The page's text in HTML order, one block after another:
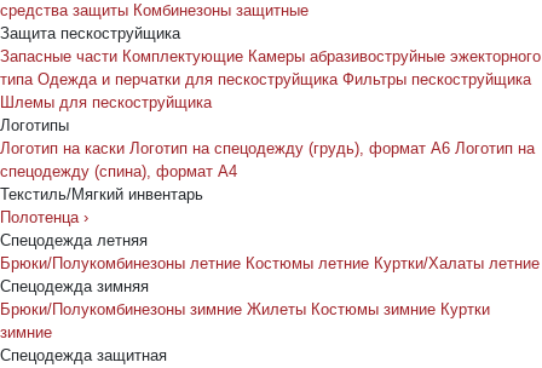
средства защиты Комбинезоны защитные
Защита пескоструйщика
Запасные части Комплектующие Камеры абразивоструйные эжекторного
типа Одежда и перчатки для пескоструйщика Фильтры пескоструйщика
Шлемы для пескоструйщика
Логотипы
Логотип на каски Логотип на спецодежду (грудь), формат А6 Логотип на
спецодежду (спина), формат А4
Текстиль/Мягкий инвентарь
Полотенца ›
Спецодежда летняя
Брюки/Полукомбинезоны летние Костюмы летние Куртки/Халаты летние
Спецодежда зимняя
Брюки/Полукомбинезоны зимние Жилеты Костюмы зимние Куртки
зимние
Спецодежда защитная